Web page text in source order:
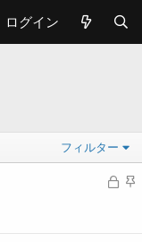
ログイン
フィルター
ロ